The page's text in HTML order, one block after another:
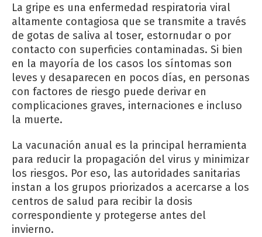
La gripe es una enfermedad respiratoria viral
altamente contagiosa que se transmite a través
de gotas de saliva al toser, estornudar o por
contacto con superficies contaminadas. Si bien
en la mayoría de los casos los síntomas son
leves y desaparecen en pocos días, en personas
con factores de riesgo puede derivar en
complicaciones graves, internaciones e incluso
la muerte.
La vacunación anual es la principal herramienta
para reducir la propagación del virus y minimizar
los riesgos. Por eso, las autoridades sanitarias
instan a los grupos priorizados a acercarse a los
centros de salud para recibir la dosis
correspondiente y protegerse antes del
invierno.